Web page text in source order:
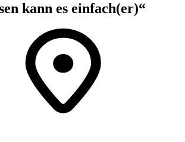
kann es einfach(er)“